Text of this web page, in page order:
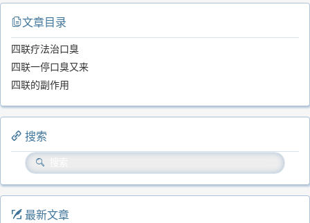
文章目录
四联疗法治口臭
四联一停口臭又来
四联的副作用
搜索
最新文章